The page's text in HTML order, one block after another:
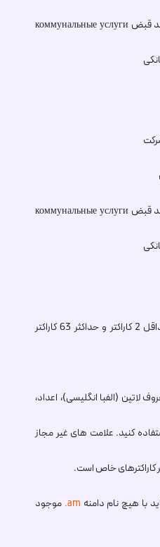
اثبات آدرس، مانند قبض коммунальные услуги
اثبات آدرس، مانند قبض коммунальные услуги
نام دامنه باید حداقل 2 کاراکتر و حداکثر 63 کاراکتر
لاتین (الفبا انگلیسی)، اعداد،
کنید. علامت های غیر مجاز
کاراکترهای خاص است.
با هیچ نام دامنه .am موجود